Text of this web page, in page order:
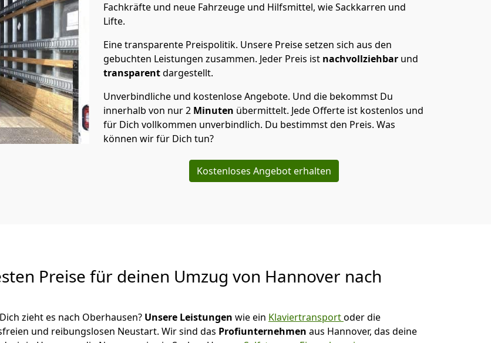
Fachkräfte und neue Fahrzeuge und Hilfsmittel, wie Sackkarren und
Lifte.
Eine transparente Preispolitik. Unsere Preise setzen sich aus den
gebuchten Leistungen zusammen. Jeder Preis ist nachvollziehbar und
transparentdargestellt.
Unverbindliche und kostenlose Angebote. Und die bekommst Du
innerhalb von nur2 Minuten übermittelt. Jede Offerte ist kostenlos und
für Dich vollkommen unverbindlich. Du bestimmst den Preis. Was
können wir für Dich tun?
Kostenloses Angebot erhalten
Preise für deinen Umzug von Hannover nach
zieht es nach Oberhausen? Unsere Leistungen wie ein Klaviertransportoder die
und reibungslosen Neustart. Wir sind das Profiunternehmen aus Hannover, das deine